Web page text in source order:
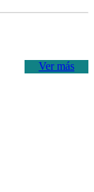
Ver más